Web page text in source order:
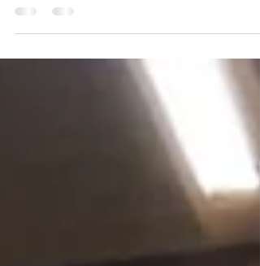
jornadas de diálogo y sensibilización sobre los...